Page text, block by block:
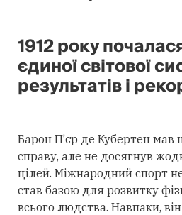
1912 року
єдиної світової
результатів і
Барон П’єр де Кубертен мав
справу, але не досягнув
цілей. Міжнародний спорт
став базою для розвитку
всього людства. Навпаки,